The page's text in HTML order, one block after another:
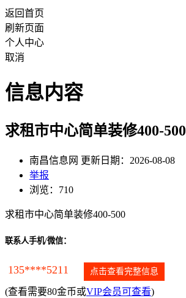
返回首页
刷新页面
个人中心
取消
信息内容
求租市中心简单装修400-500
南昌信息网 更新日期：2026-08-08
举报
浏览：710
求租市中心简单装修400-500
联系人手机/微信：
135****5211 点击查看完整信息
(查看需要80金币或VIP会员可查看)